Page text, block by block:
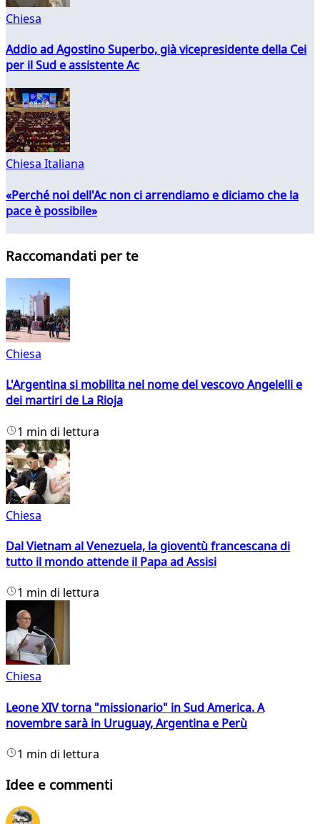
Chiesa
Addio ad Agostino Superbo, già vicepresidente della Cei
per il Sud e assistente Ac
Chiesa Italiana
«Perché noi dell'Ac non ci arrendiamo e diciamo che la
pace è possibile»
Raccomandati per te
Chiesa
L'Argentina si mobilita nel nome del vescovo Angelelli e
dei martiri de La Rioja
1 min di lettura
Chiesa
Dal Vietnam al Venezuela, la gioventù francescana di
tutto il mondo attende il Papa ad Assisi
1 min di lettura
Chiesa
Leone XIV torna "missionario" in Sud America. A
novembre sarà in Uruguay, Argentina e Perù
1 min di lettura
Idee e commenti